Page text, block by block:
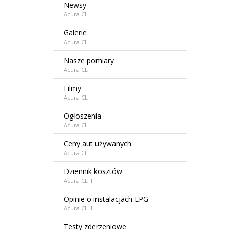
Newsy
Acura CL
Galerie
Acura CL
Nasze pomiary
Acura CL
Filmy
Acura CL
Ogłoszenia
Acura CL
Ceny aut używanych
Acura CL
Dziennik kosztów
Acura CL II
Opinie o instalacjach LPG
Acura CL II
Testy zderzeniowe